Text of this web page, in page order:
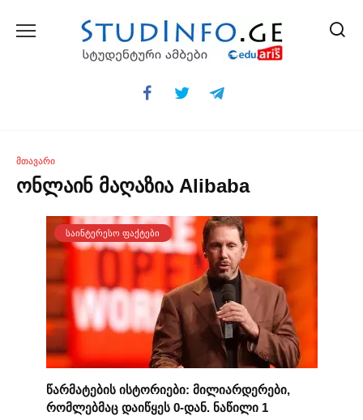
ᲛᲗᲐᲕᲐᲠᲘ
ონლაინ მაღაზია Alibaba
ᲡᲐᲘᲜᲢᲔᲠᲔᲡᲝ ᲤᲐᲥᲢᲔᲑᲘ
წარმატების ისტორიები: მილიარდერები,
რომლებმაც დაიწყეს 0-დან. ნაწილი 1